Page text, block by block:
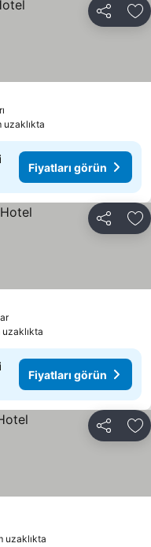
Paylaş
uzaklıkta
Fiyatları görün
Paylaş
uzaklıkta
Fiyatları görün
Paylaş
uzaklıkta